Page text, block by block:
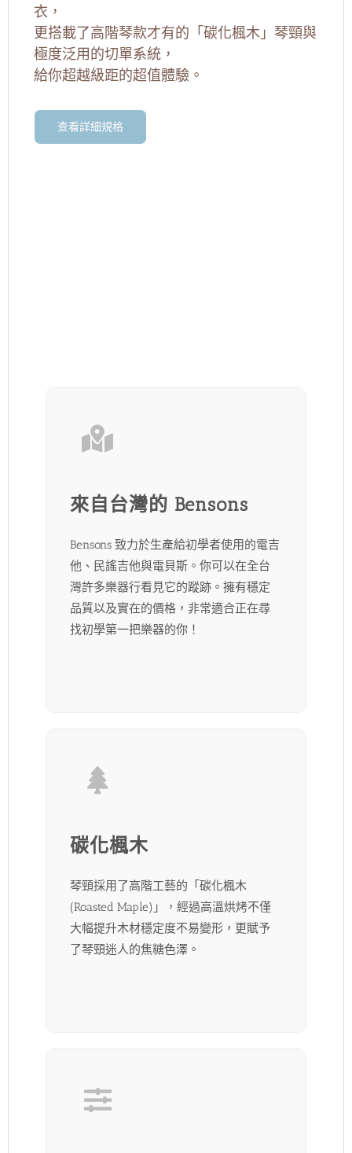
衣，
更搭載了高階琴款才有的「碳化楓木」琴頸與
極度泛用的切單系統，
給你超越級距的超值體驗。
查看詳細規格
來自台灣的 Bensons
Bensons 致力於生產給初學者使用的電吉
他、民謠吉他與電貝斯。你可以在全台
灣許多樂器行看見它的蹤跡。擁有穩定
品質以及實在的價格，非常適合正在尋
找初學第一把樂器的你！
碳化楓木
琴頸採用了高階工藝的「碳化楓木
(Roasted Maple)」，經過高溫烘烤不僅
大幅提升木材穩定度不易變形，更賦予
了琴頸迷人的焦糖色澤。